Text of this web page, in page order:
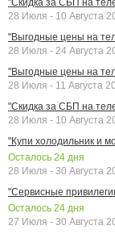
28 Июля - 10 Августа
"Выгодные цены на
28 Июля - 24 Августа
"Выгодные цены на
28 Июля - 11 Августа
"Скидка за СБП на
28 Июля - 10 Августа
"Купи холодильник и
Осталось 24 дня
28 Июля - 30 Августа
"Сервисные
Осталось 24 дня
27 Июля - 30 Августа